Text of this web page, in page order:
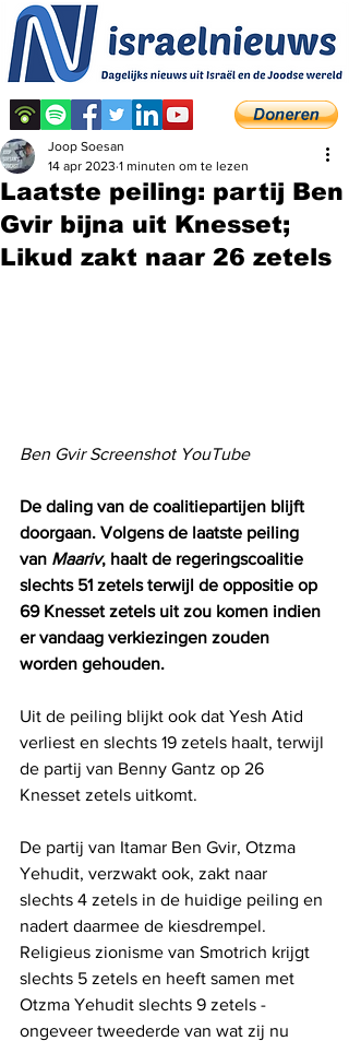
Laatste peiling: partij Ben
Gvir bijna uit Knesset;
Likud zakt naar 26 zetels
Joop Soesan
14 apr 2023 1 minuten om te lezen
Ben Gvir Screenshot YouTube
De daling van de coalitiepartijen blijft
doorgaan. Volgens de laatste peiling
van Maariv, haalt de regeringscoalitie
slechts 51 zetels terwijl de oppositie op
69 Knesset zetels uit zou komen indien
er vandaag verkiezingen zouden
worden gehouden.
Uit de peiling blijkt ook dat Yesh Atid
verliest en slechts 19 zetels haalt, terwijl
de partij van Benny Gantz op 26
Knesset zetels uitkomt.
De partij van Itamar Ben Gvir, Otzma
Yehudit, verzwakt ook, zakt naar
slechts 4 zetels in de huidige peiling en
nadert daarmee de kiesdrempel.
Religieus zionisme van Smotrich krijgt
slechts 5 zetels en heeft samen met
Otzma Yehudit slechts 9 zetels -
ongeveer tweederde van wat zij nu